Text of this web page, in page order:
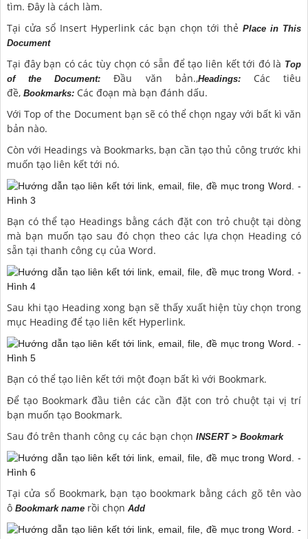
tìm. Đây là cách làm.
Tại cửa sổ Insert Hyperlink các bạn chọn tới thẻPlace in This
Document
Tại đây bạn có các tùy chọn có sẵn để tạo liên kết tới đó là Top
of the Document:
Đầu văn bản.,Headings:Các tiêu
đề, Bookmarks:Các đoạn mà bạn đánh dấu.
Với Top of the Document bạn sẽ có thể chọn ngay với bất kì văn
bản nào.
Còn với Headings và Bookmarks, bạn cần tạo thủ công trước khi
muốn tạo liên kết tới nó.
Bạn có thể tạo Headings bằng cách đặt con trỏ chuột tại dòng
mà bạn muốn tạo sau đó chọn theo các lựa chọn Heading có
sẵn tại thanh công cụ của Word.
Sau khi tạo Heading xong bạn sẽ thấy xuất hiện tùy chọn trong
mục Heading để tạo liên kết Hyperlink.
Bạn có thể tạo liên kết tới một đoạn bất kì với Bookmark.
Để tạo Bookmark đầu tiên các cần đặt con trỏ chuột tại vị trí
bạn muốn tạo Bookmark.
Sau đó trên thanh công cụ các bạn chọn INSERT > Bookmark
Tại cửa sổ Bookmark, bạn tạo bookmark bằng cách gõ tên vào
ô Bookmark namerồi chọn Add